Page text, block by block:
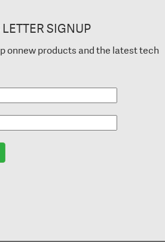
SIGNUP
onnew products and the latest tech